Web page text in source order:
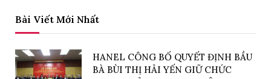
Bài Viết Mới Nhất
HANEL CÔNG BỐ QUYẾT ĐỊNH BẦU
BÀ BÙI THỊ HẢI YẾN GIỮ CHỨC